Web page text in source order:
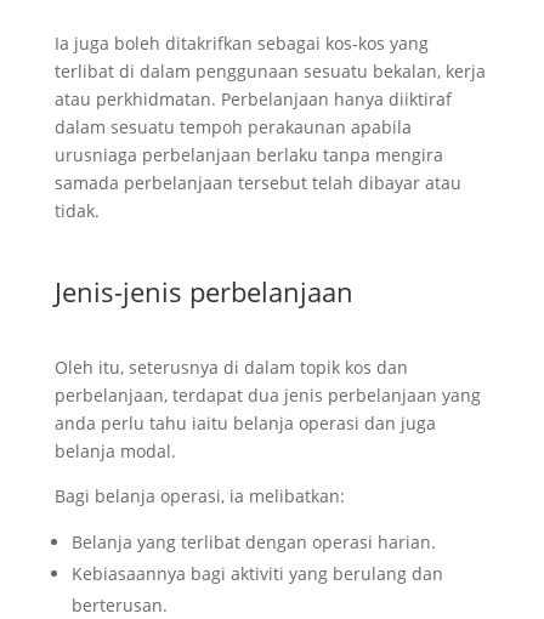
Ia juga boleh ditakrifkan sebagai kos-kos yang
terlibat di dalam penggunaan sesuatu bekalan, kerja
atau perkhidmatan. Perbelanjaan hanya diiktiraf
dalam sesuatu tempoh perakaunan apabila
urusniaga perbelanjaan berlaku tanpa mengira
samada perbelanjaan tersebut telah dibayar atau
tidak.
Jenis-jenis perbelanjaan
Oleh itu, seterusnya di dalam topik kos dan
perbelanjaan, terdapat dua jenis perbelanjaan yang
anda perlu tahu iaitu belanja operasi dan juga
belanja modal.
Bagi belanja operasi, ia melibatkan:
Belanja yang terlibat dengan operasi harian.
Kebiasaannya bagi aktiviti yang berulang dan
berterusan.